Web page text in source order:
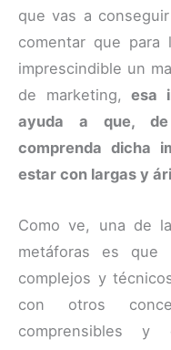
que vas a
comentar que para
imprescindible un
de marketing,esa
ayuda a que,
comprenda dicha
estar con largas y
Como ve, una de
metáforas es que
complejos y
con otros
comprensibles y